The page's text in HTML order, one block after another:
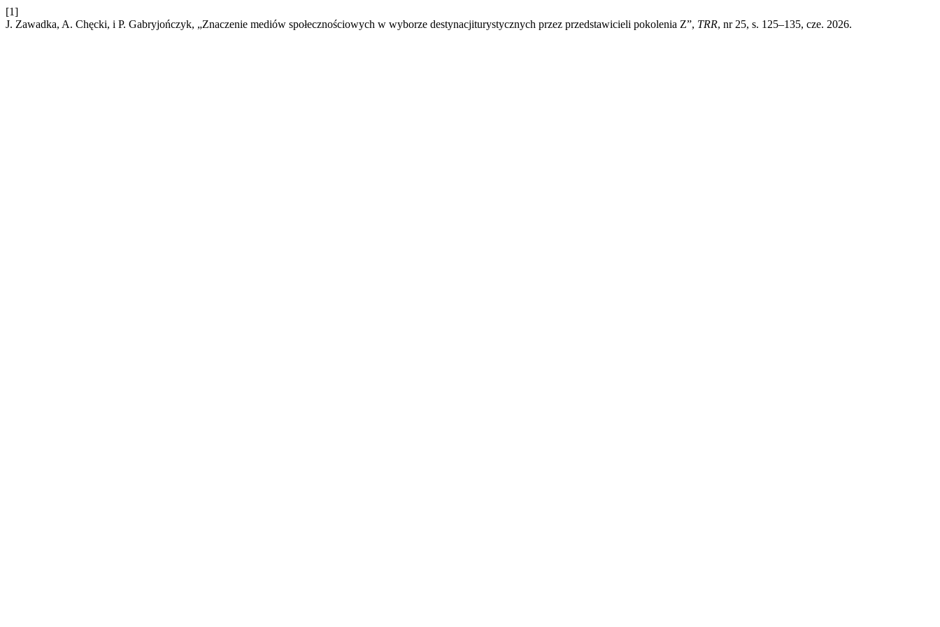
[1]
J. Zawadka, A. Chęcki, i P. Gabryjończyk, „Znaczenie mediów społecznościowych w wyborze destynacjiturystycznych przez przedstawicieli pokolenia Z”, TRR, nr 25, s. 125–135, cze. 2026.